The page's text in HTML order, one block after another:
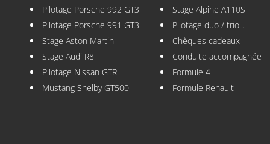
Pilotage Porsche 992 GT3
Pilotage Porsche 991 GT3
Stage Aston Martin
Stage Audi R8
Pilotage Nissan GTR
Mustang Shelby GT500
Stage Alpine A110S
Pilotage duo / trio...
Chèques cadeaux
Conduite accompagnée
Formule 4
Formule Renault